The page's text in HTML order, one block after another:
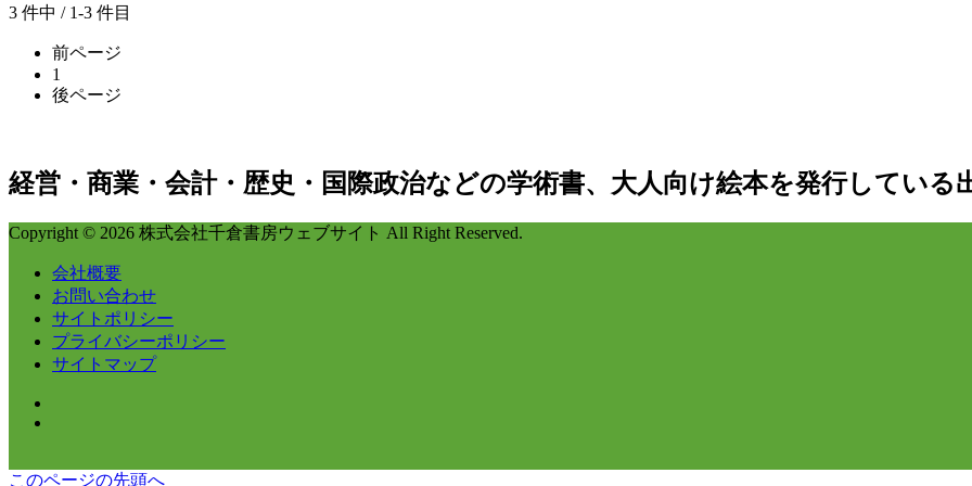
3 件中 / 1-3 件目
前ページ
1
後ページ
経営・商業・会計・歴史・国際政治などの学術書、大人向け絵本を発行している
Copyright © 2026 株式会社千倉書房ウェブサイト All Right Reserved.
会社概要
お問い合わせ
サイトポリシー
プライバシーポリシー
サイトマップ
このページの先頭へ